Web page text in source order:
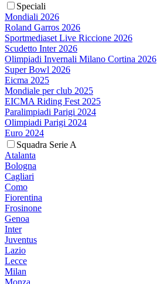
Speciali
Mondiali 2026
Roland Garros 2026
Sportmediaset Live Riccione 2026
Scudetto Inter 2026
Olimpiadi Invernali Milano Cortina 2026
Super Bowl 2026
Eicma 2025
Mondiale per club 2025
EICMA Riding Fest 2025
Paralimpiadi Parigi 2024
Olimpiadi Parigi 2024
Euro 2024
Squadra Serie A
Atalanta
Bologna
Cagliari
Como
Fiorentina
Frosinone
Genoa
Inter
Juventus
Lazio
Lecce
Milan
Monza